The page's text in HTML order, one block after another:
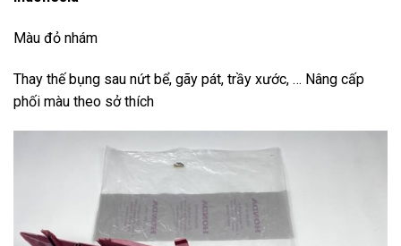
Màu đỏ nhám
Thay thế bụng sau nứt bể, gãy pát, trầy xước, … Nâng cấp
phối màu theo sở thích